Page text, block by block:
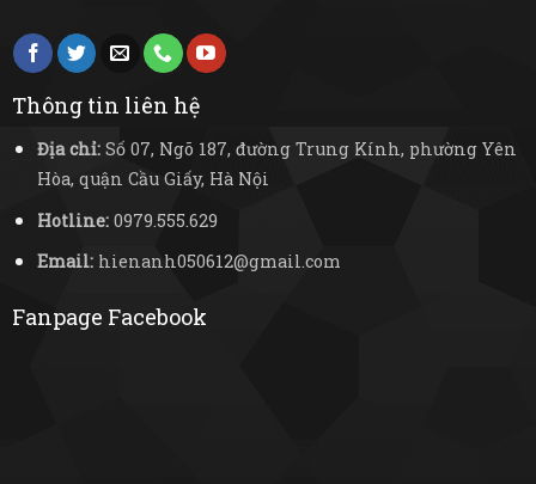
Thông tin liên hệ
Địa chỉ:Số 07, Ngõ 187, đường Trung Kính, phường Yên
Hòa, quận Cầu Giấy, Hà Nội
Hotline:0979.555.629
Email:hienanh050612@gmail.com
Fanpage Facebook